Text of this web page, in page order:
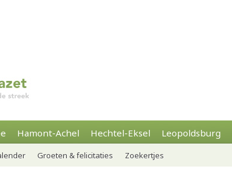
Hamont-Achel Hechtel-Eksel Leopoldsburg
Groeten & felicitaties Zoekertjes